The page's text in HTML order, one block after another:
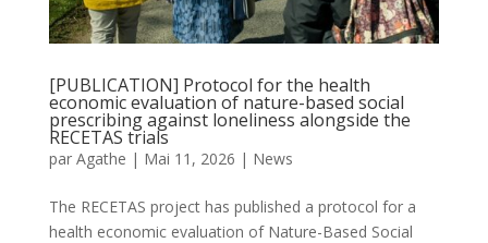
[PUBLICATION] Protocol for the health
economic evaluation of nature-based social
prescribing against loneliness alongside the
RECETAS trials
par Agathe | Mai 11, 2026 | News
The RECETAS project has published a protocol for a
health economic evaluation of Nature-Based Social